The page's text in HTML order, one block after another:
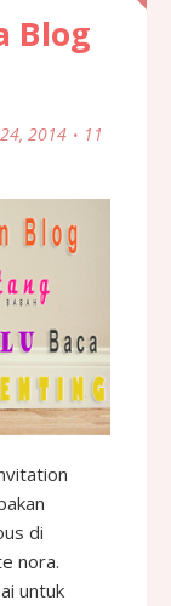
Blog
2014
11
di
nora.
untuk